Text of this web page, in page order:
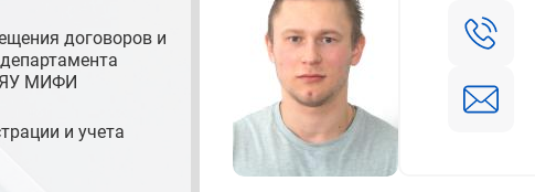
договоров и
МИФИ
и учета